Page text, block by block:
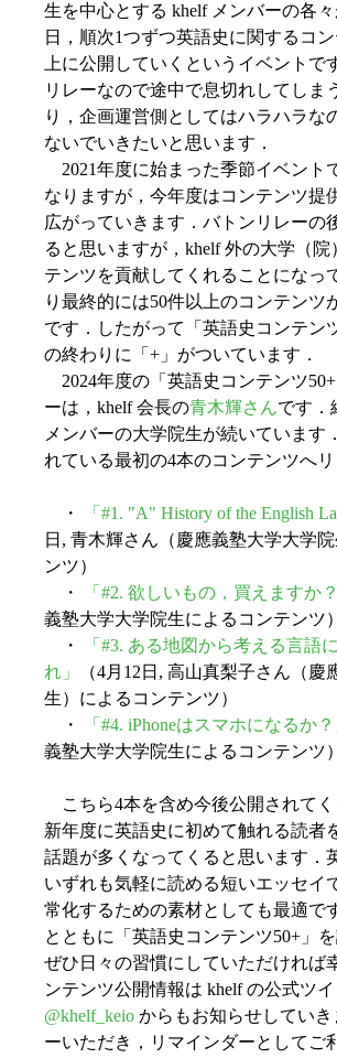
生を中心とする khelf メンバーの各
日，順次1つずつ英語史に関するコ
上に公開していくというイベントで
リレーなので途中で息切れしてしま
り，企画運営側としてはハラハラな
ないでいきたいと思います．
2021年度に始まった季節イベント
なりますが，今年度はコンテンツ提
広がっていきます．バトンリレーの
ると思いますが，khelf 外の大学（
テンツを貢献してくれることになっ
り最終的には50件以上のコンテンツ
です．したがって「英語史コンテン
の終わりに「+」がついています．
2024年度の「英語史コンテンツ
ーは，khelf 会長の青木輝さんです．
メンバーの大学院生が続いています
れている最初の4本のコンテンツへリ
・ 「#1. "A" History of the English
日, 青木輝さん（慶應義塾大学大学
ンツ）
・
「#2. 欲しいもの，買えますか？
義塾大学大学院生によるコンテンツ）
・
「#3. ある地図から考える言語
れ」
（4月12日, 高山真梨子さん（慶
生）によるコンテンツ）
・
「#4. iPhoneはスマホになるか？
義塾大学大学院生によるコンテンツ）
こちら4本を含め今後公開されてく
新年度に英語史に初めて触れる読者
話題が多くなってくると思います．
いずれも気軽に読める短いエッセイ
常化するための素材としても最適で
とともに「英語史コンテンツ50+」
ぜひ日々の習慣にしていただければ
ンテンツ公開情報は khelf の公式ツ
@khelf_keio からもお知らせしていき
ーいただき，リマインダーとしてご